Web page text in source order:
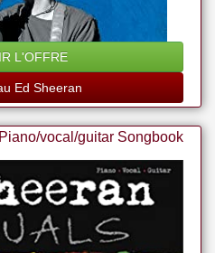
L'OFFRE
Ed Sheeran
vocal/guitar Songbook